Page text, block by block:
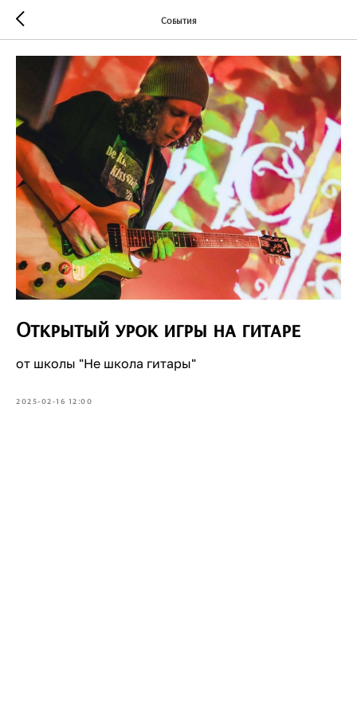
События
Открытый урок игры на гитаре
от школы "Не школа гитары"
2025-02-16 12:00